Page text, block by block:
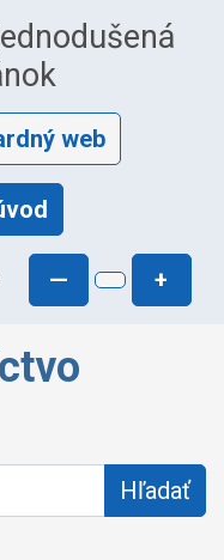
web
— +
Hľadať